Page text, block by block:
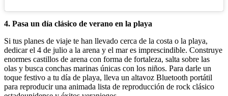
4. Pasa un día clásico de verano en la playa
Si tus planes de viaje te han llevado cerca de la costa o la playa,
dedicar el 4 de julio a la arena y el mar es imprescindible. Construye
enormes castillos de arena con forma de fortaleza, salta sobre las
olas y busca conchas marinas únicas con los niños. Para darle un
toque festivo a tu día de playa, lleva un altavoz Bluetooth portátil
para reproducir una animada lista de reproducción de rock clásico